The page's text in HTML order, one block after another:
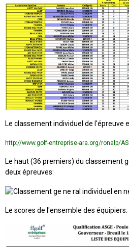
Le classement individuel de l'épreuve
http://www.golf-entreprise-ara.org/ronalp/
Le haut (36 premiers) du classement
deux épreuves:
Le scores de l'ensemble des équipiers: